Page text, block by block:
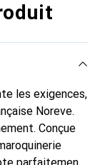
les exigences,
Noreve.
Conçue